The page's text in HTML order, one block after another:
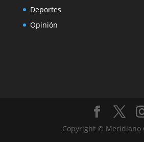
Deportes
Opinión
Copyright © Meridiano